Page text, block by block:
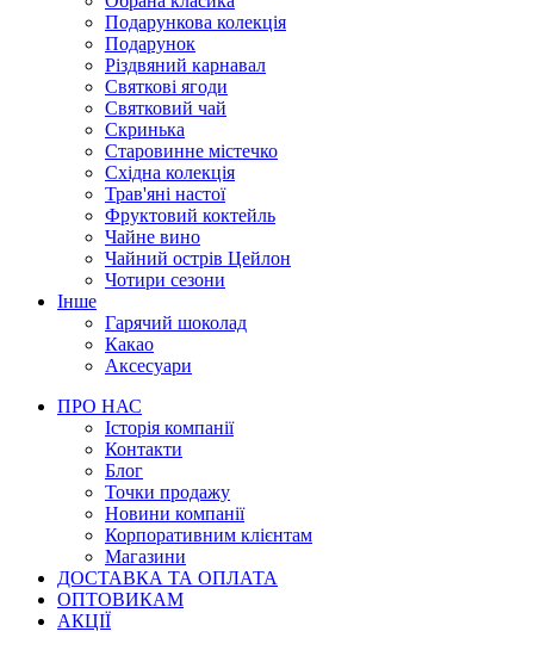
Подарункова колекція
Подарунок
Різдвяний карнавал
Святкові ягоди
Святковий чай
Скринька
Старовинне містечко
Східна колекція
Трав'яні настої
Фруктовий коктейль
Чайне вино
Чайний острів Цейлон
Чотири сезони
Інше
Гарячий шоколад
Какао
Аксесуари
ПРО НАС
Історія компанії
Контакти
Блог
Точки продажу
Новини компанії
Корпоративним клієнтам
Магазини
ДОСТАВКА ТА ОПЛАТА
ОПТОВИКАМ
АКЦІЇ